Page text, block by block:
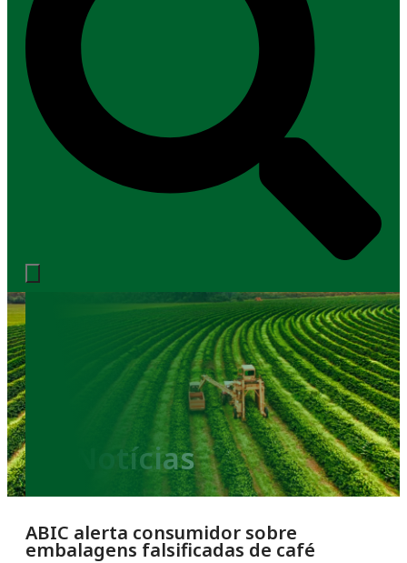
Notícias
ABIC alerta consumidor sobre
embalagens falsificadas de café